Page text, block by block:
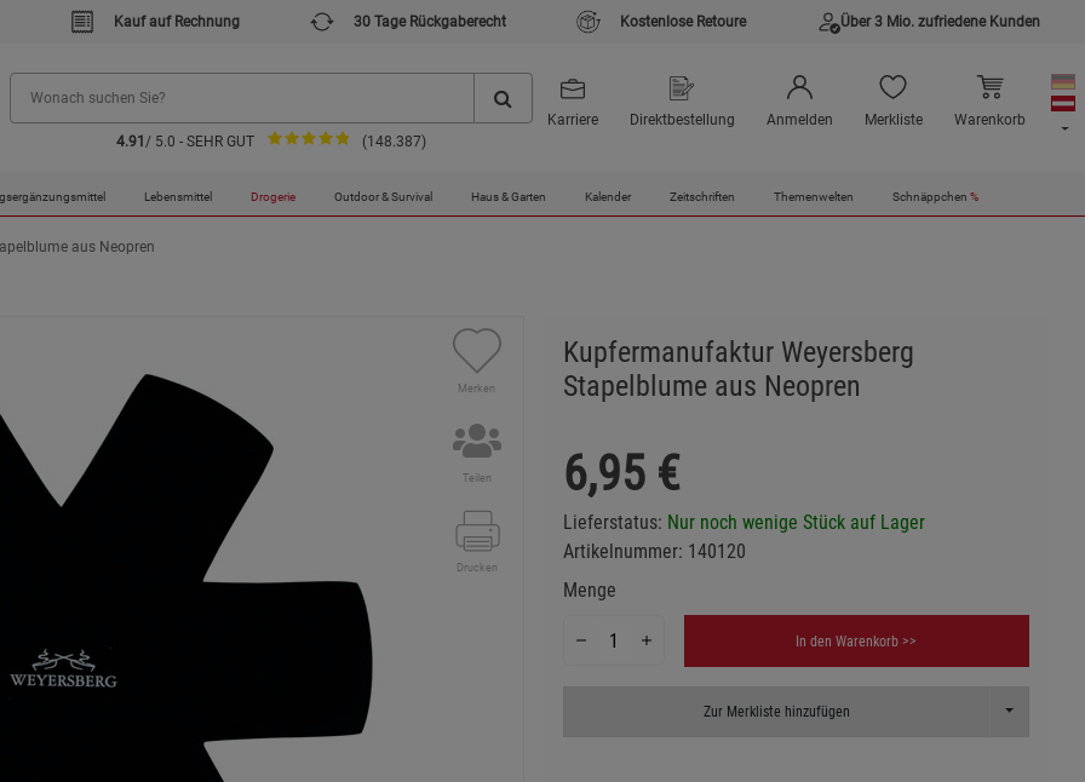
Kauf auf Rechnung 30 Tage Rückgaberecht Kostenlose Retoure Über 3 Mio. zufriedene Kunden
4.91 / 5.0 - SEHR GUT (148.387)
Karriere Direktbestellung Anmelden Merkliste Warenkorb
Lebensmittel Drogerie Outdoor & Survival Haus & Garten Kalender Zeitschriften Themenwelten Schnäppchen %
aus Neopren
Merken
Teilen
Drucken
Kupfermanufaktur Weyersberg
Stapelblume aus Neopren
6,95 €
Lieferstatus: Nur noch wenige Stück auf Lager
Artikelnummer: 140120
Menge
In den Warenkorb >>
Zur Merkliste hinzufügen Toggle